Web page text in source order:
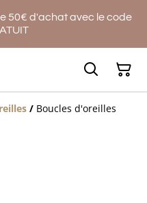
50€ d'achat avec le code
/ Boucles d'oreilles